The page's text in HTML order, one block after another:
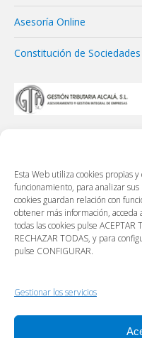
Esta Web utiliza cookies propias
funcionamiento, para analizar
cookies guardan relación con
obtener más información, acceda
todas las cookies pulse
RECHAZAR TODAS, y para
pulse CONFIGURAR.
Gestionar los servicios
Asesoría Online
Constitución de Sociedades